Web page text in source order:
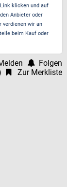
klicken und auf
Anbieter oder
verdienen wir an
beim Kauf oder
Folgen
Zur Merkliste